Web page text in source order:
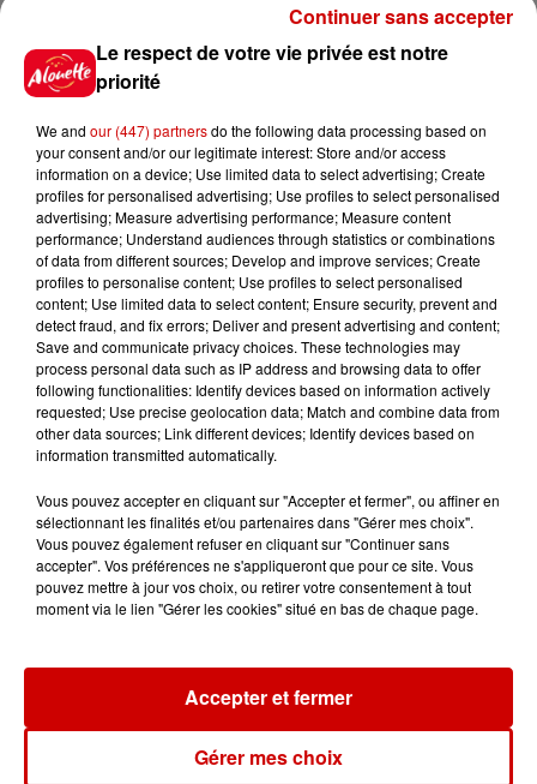
Gagnez vos places pour le
Festival du Roi Arthur 2026 !
Gagnez vos entrées pour le
Musée du Sport Automobile au
Mans !
Alouette vous invite à
Futuroscope Xperiences !
Le Duel - Gagnez votre balade
en jet ski !
Newsletter
Le respect de votre vie privée est notre
priorité
We and our (447) partnersdo the following data processing based on
your consent and/or our legitimate interest: Store and/or access
information on a device; Use limited data to select advertising; Create
profiles for personalised advertising; Use profiles to select personalised
advertising; Measure advertising performance; Measure content
performance; Understand audiences through statistics or combinations
of data from different sources; Develop and improve services; Create
profiles to personalise content; Use profiles to select personalised
content; Use limited data to select content; Ensure security, prevent and
detect fraud, and fix errors; Deliver and present advertising and content;
Save and communicate privacy choices. These technologies may
process personal data such as IP address and browsing data to offer
following functionalities: Identify devices based on information actively
requested; Use precise geolocation data; Match and combine data from
other data sources; Link different devices; Identify devices based on
information transmitted automatically.
Vous pouvez accepter en cliquant sur "Accepter et fermer", ou affiner en
sélectionnant les finalités et/ou partenaires dans "Gérer mes choix".
Vous pouvez également refuser en cliquant sur "Continuer sans
accepter". Vos préférences ne s'appliqueront que pour ce site. Vous
pouvez mettre à jour vos choix, ou retirer votre consentement à tout
moment via le lien "Gérer les cookies" situé en bas de chaque page.
Gérer mes choix
Accepter et fermer
Continuer sans accepter